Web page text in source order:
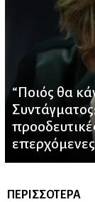
“Ποιός θα
ΠΕΡΙΣΣΌΤΕΡΑ